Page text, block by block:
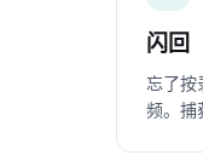
闪回
忘了按
频。捕